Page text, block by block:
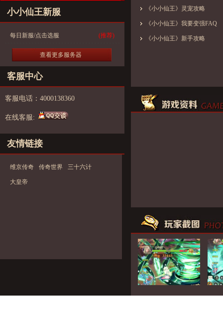
小小仙王新服
每日新服/点击选服 (推荐)
查看更多服务器
客服中心
客服电话：4000138360
在线客服:
友情链接
维京传奇 传奇世界 三十六计
大皇帝
《小小仙王》灵宠攻略
《小小仙王》我要变强FAQ
《小小仙王》新手攻略